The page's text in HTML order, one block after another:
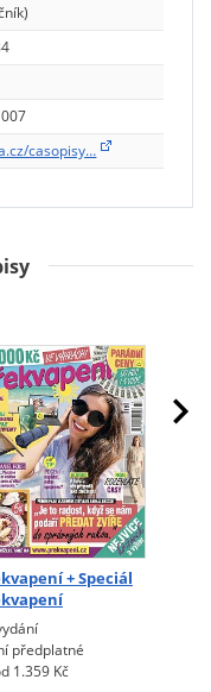
casopisy…
+ Speciál
předplatné
1.359 Kč